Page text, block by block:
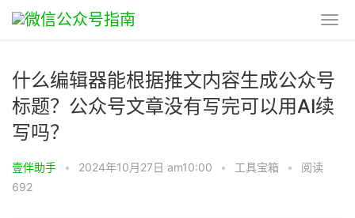
什么编辑器能根据推文内容生成公众号
标题？公众号文章没有写完可以用AI续
写吗？
壹伴助手 • 2024年10月27日 am10:00 • 工具宝箱 •
阅读
692